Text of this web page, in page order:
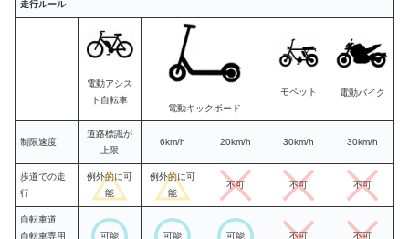
走行ルール
電動アシス
ト自転車
電動キックボード
モペット 電動バイク
制限速度
道路標識が
上限
6km/h 20km/h 30km/h 30km/h
歩道での走
行
例外的に可
能
例外的に可
能
不可 不可 不可
自転車道
自転車専用
可能 可能 可能 不可 不可